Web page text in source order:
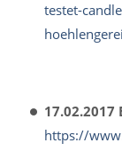
testet-
17.02.2017
https://